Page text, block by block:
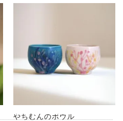
ギフト datta.ダッタ
やちむんのボウル